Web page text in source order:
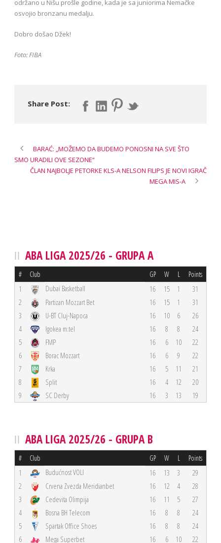
održano u Nišu prošle godine, kada je sa juniorima Nemačke
osvojio bronzanu medalju.
Dobro došao Džek!
Foto: FIBA
Share Post:
BARAĆ: „MOŽEMO DA BUDEMO PONOSNI NA SVE ŠTO
SMO URADILI OVE SEZONE“
ČLAN NAJBOLJE PETORKE KLS-A NELSON FILIPS JE NOVI IGRAČ
MEGA MIS-A
ABA LIGA 2025/26 - GRUPA A
# Club GP W L Points
1 Dubai Basketball 16 15 1
31
2
Partizan Mozzart Bet 16 15 1
31
3
U-BT Cluj-Napoca 16 10 6
26
4
Igokea m:tel 16 8 8
24
5
FMP 16 6 10
22
6
Borac Mozzart 16 6 9
22
7
Krka 16 5 11
21
8
Split 16 4 12
20
9
SC Derby 16 3 13 19
ABA LIGA 2025/26 - GRUPA B
# Club GP W L Points
1 Budućnost VOLI 16 13 3
29
2
Crvena Zvezda Meridianbet 16 12 4
28
3
Cedevita Olimpija 16 11 5
27
4
Bosna BH Telecom 16 8 8
24
5
Spartak Office Shoes 16 8 8
24
6
Mega Superbet 16 6 10 22